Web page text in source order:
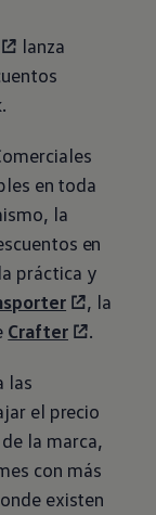
lanza
en toda
la
en
práctica y
, la
Crafter .
las
el precio
la marca,
con más
existen